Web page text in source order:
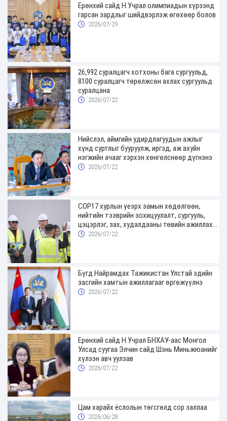
Ерөнхий сайд Н.Учрал олимпиадын хүрээнд
гарсан зардлыг шийдвэрлэж өгөхөөр болов
2026/07/29
26,992 суралцагч хотхоны бага сургуульд,
8100 суралцагч төрөлжсөн ахлах сургуульд
суралцана
2026/07/22
Нийслэл, аймгийн удирдлагуудын ажлыг
хүнд суртлыг бууруулж, иргэд, аж ахуйн
нэгжийн ачааг хэрхэн хөнгөлснөөр дүгнэнэ
2026/07/22
COP17 хурлын үеэрх замын хөдөлгөөн,
нийтийн тээврийн зохицуулалт, сургууль,
цэцэрлэг, зах, худалдааны төвийн ажиллах
хуваарийг гаргаж, иргэдэд мэдээлэхийг
2026/07/22
Бүгд Найрамдах Тажикистан Улстай эдийн
засгийн хамтын ажиллагааг өргөжүүлнэ
2026/07/22
Ерөнхий сайд Н.Учрал БНХАУ-аас Монгол
Улсад суугаа Элчин сайд Шэнь Миньжюанийг
хүлээн авч уулзав
2026/07/22
Цам харайх ёслолын төгсгөлд сор заллаа
2026/06/28